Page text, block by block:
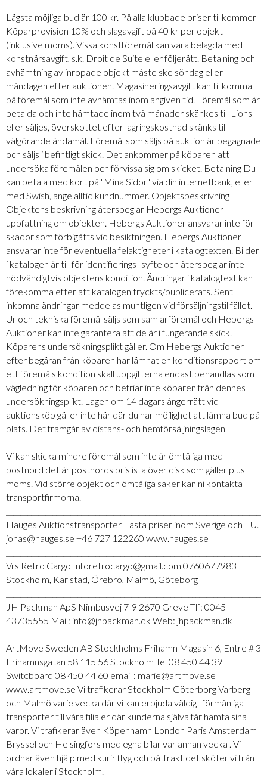
Lägsta möjliga bud är 100 kr. På alla klubbade priser tillkommer
Köparprovision 10% och slagavgift på 40 kr per objekt
(inklusive moms). Vissa konstföremål kan vara belagda med
konstnärsavgift, s.k. Droit de Suite eller följerätt. Betalning och
avhämtning av inropade objekt måste ske söndag eller
måndagen efter auktionen. Magasineringsavgift kan tillkomma
på föremål som inte avhämtas inom angiven tid. Föremål som är
betalda och inte hämtade inom två månader skänkes till Lions
eller säljes, överskottet efter lagringskostnad skänks till
välgörande ändamål. Föremål som säljs på auktion är begagnade
och säljs i befintligt skick. Det ankommer på köparen att
undersöka föremålen och förvissa sig om skicket. Betalning Du
kan betala med kort på "Mina Sidor" via din internetbank, eller
med Swish, ange alltid kundnummer. Objektsbeskrivning
Objektens beskrivning återspeglar Hebergs Auktioner
uppfattning om objekten. Hebergs Auktioner ansvarar inte för
skador som förbigåtts vid besiktningen. Hebergs Auktioner
ansvarar inte för eventuella felaktigheter i katalogtexten. Bilder
i katalogen är till för identifierings- syfte och återspeglar inte
nödvändigtvis objektens kondition. Ändringar i katalogtext kan
förekomma efter att katalogen tryckts/publicerats. Sent
inkomna ändringar meddelas muntligen vid försäljningstillfället.
Ur och tekniska föremål säljs som samlarföremål och Hebergs
Auktioner kan inte garantera att de är i fungerande skick.
Köparens undersökningsplikt gäller. Om Hebergs Auktioner
efter begäran från köparen har lämnat en konditionsrapport om
ett föremåls kondition skall uppgifterna endast behandlas som
vägledning för köparen och befriar inte köparen från dennes
undersökningsplikt. Lagen om 14 dagars ångerrätt vid
auktionsköp gäller inte här där du har möjlighet att lämna bud på
plats. Det framgår av distans- och hemförsäljningslagen
Vi kan skicka mindre föremål som inte är ömtåliga med
postnord det är postnords prislista över disk som gäller plus
moms. Vid större objekt och ömtåliga saker kan ni kontakta
transportfirmorna.
Hauges Auktionstransporter Fasta priser inom Sverige och EU.
jonas@hauges.se +46 727 122260 www.hauges.se
Vrs Retro Cargo Inforetrocargo@gmail.com 0760677983
Stockholm, Karlstad, Örebro, Malmö, Göteborg
JH Packman ApS Nimbusvej 7-9 2670 Greve Tlf: 0045-
43735555 Mail: info@jhpackman.dk Web: jhpackman.dk
ArtMove Sweden AB Stockholms Frihamn Magasin 6, Entre # 3
Frihamnsgatan 58 115 56 Stockholm Tel 08 450 44 39
Switcboard 08 450 44 60 email : marie@artmove.se
www.artmove.se Vi trafikerar Stockholm Göterborg Varberg
och Malmö varje vecka där vi kan erbjuda väldigt förmånliga
transporter till våra filialer där kunderna själva får hämta sina
varor. Vi trafikerar även Köpenhamn London Paris Amsterdam
Bryssel och Helsingfors med egna bilar var annan vecka . Vi
ordnar även hjälp med kurir flyg och båtfrakt det sköter vi från
våra lokaler i Stockholm.